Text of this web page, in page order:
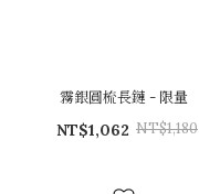
霧銀圓梳長鏈 - 限量
NT$1,062 NT$1,180